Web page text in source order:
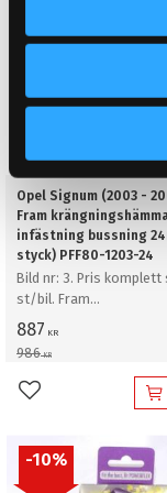
Opel Signum (2003 -
Fram
infästning bussning
styck) PFF80-1203-24
Bild nr: 3. Pris komplett
st/bil. Fram
krängningshämmare
infästning bussning
styck)
887 KR
986KR
Lägg till i
10%